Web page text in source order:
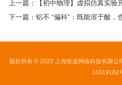
上一篇：【初中物理】虚拟仿真实验
下一篇：铝不 “偏科”：既能溶于酸，
版权所有 © 2023 上海矩道网络科技有限公
16019102